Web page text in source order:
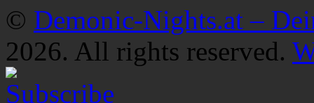
© Demonic-Nights.at –
2026. All rights reserved.